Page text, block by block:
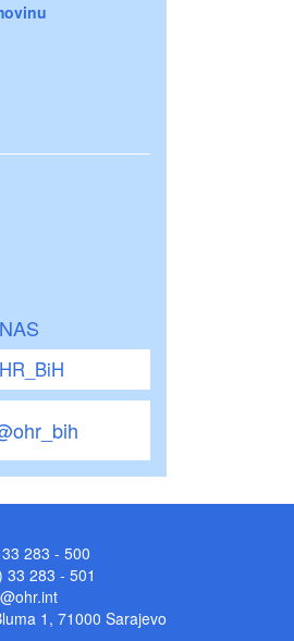
283 - 500
33 283 - 501
1, 71000 Sarajevo